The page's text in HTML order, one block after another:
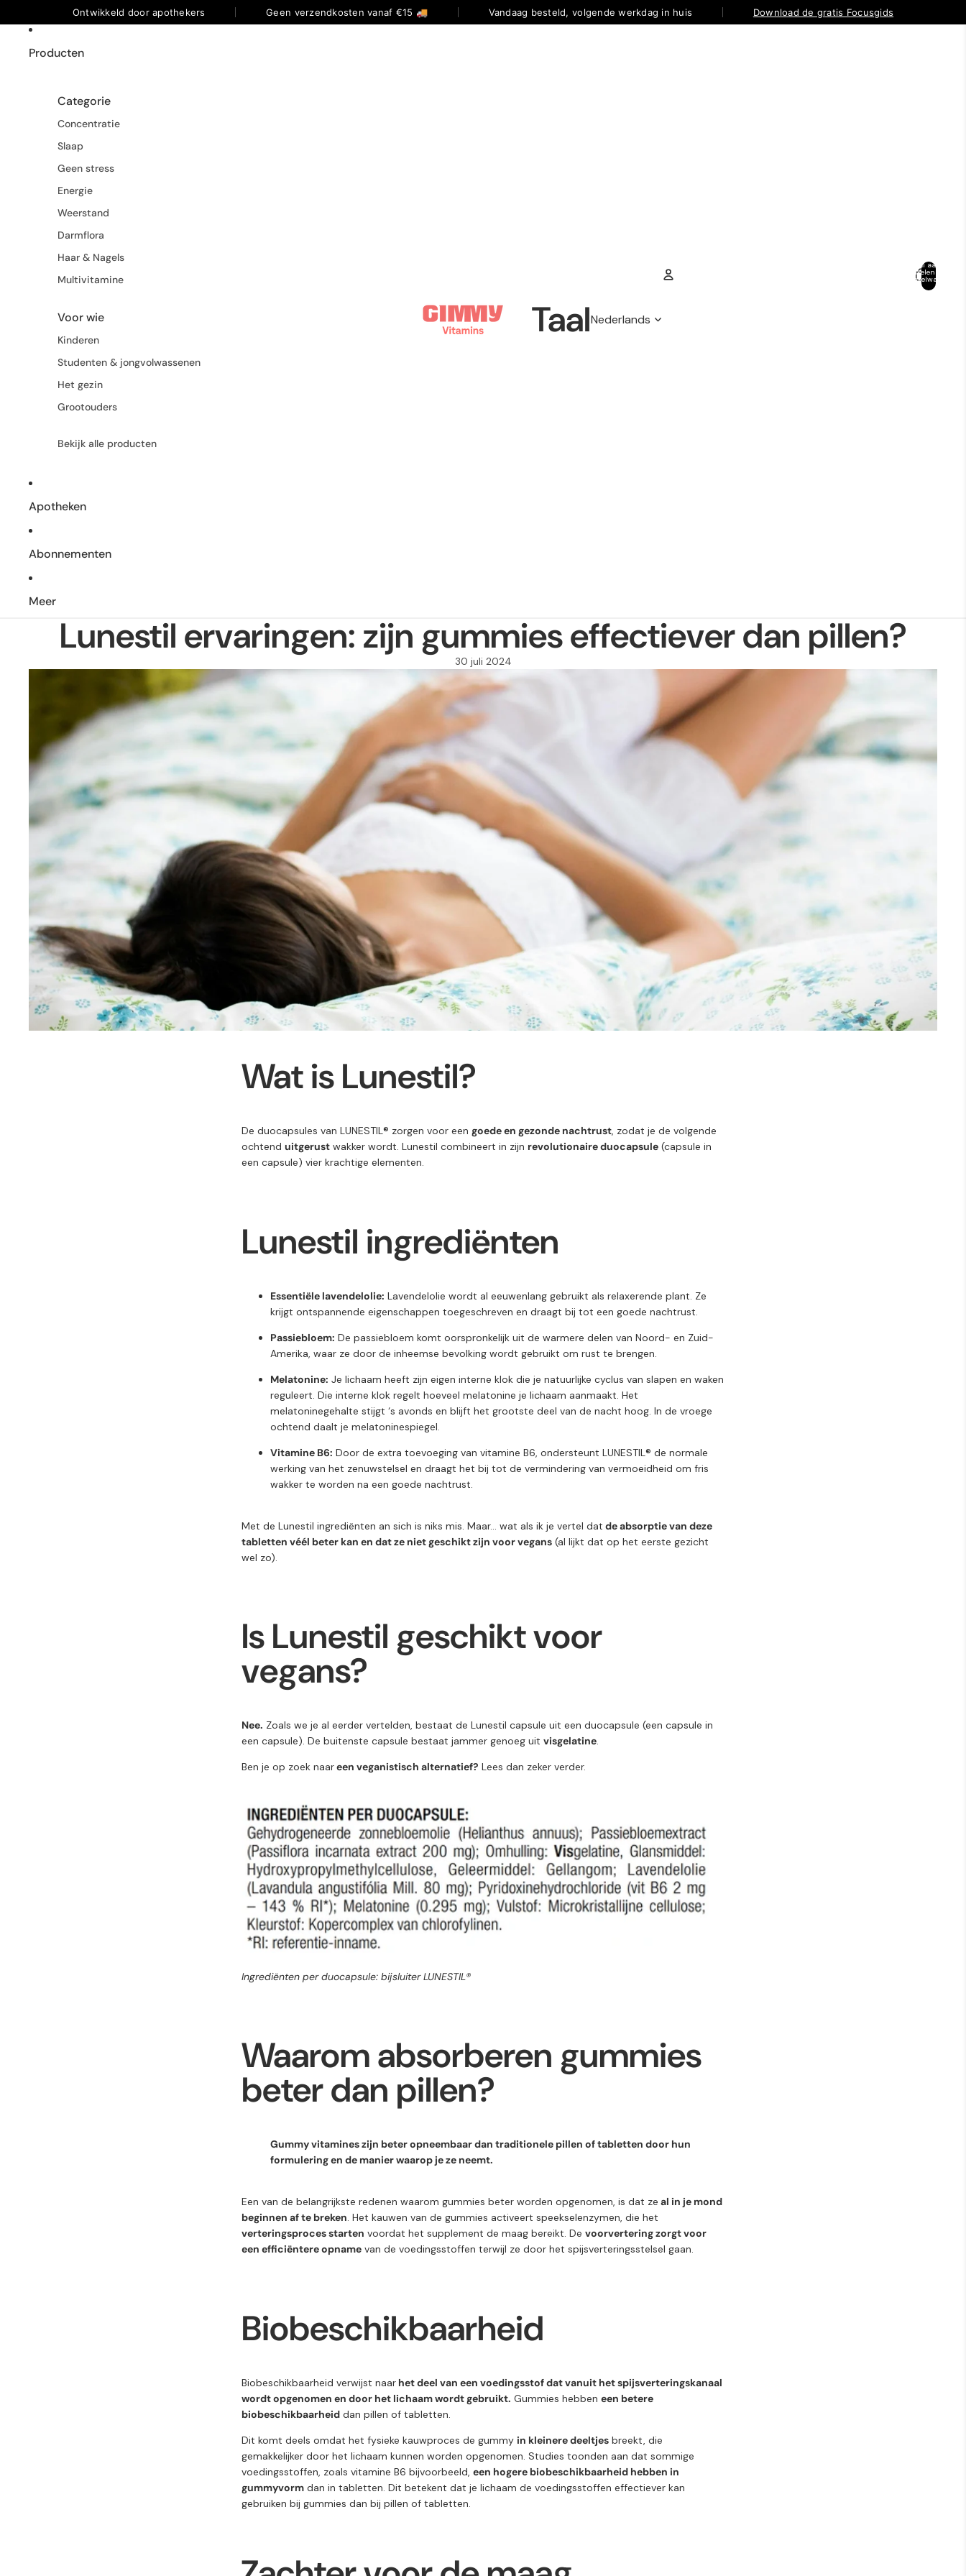
Ontwikkeld door apothekers Geen verzendkosten vanaf €15 🚚 Vandaag besteld, volgende werkdag in huis Download de gratis Focusgids
Producten
Categorie
Concentratie
Slaap
Geen stress
Energie
Weerstand
Darmflora
Haar & Nagels
Multivitamine
Voor wie
Kinderen
Studenten & jongvolwassenen
Het gezin
Grootouders
Bekijk alle producten
Apotheken
Abonnementen
Meer
Taal
Totaal aantal
artikelen in
winkelwagen:
Lunestil ervaringen: zijn gummies effectiever dan pillen?
30 juli 2024
Wat is Lunestil?
De duocapsules van LUNESTIL® zorgen voor een goede en gezonde nachtrust, zodat je de volgende
ochtend uitgerust wakker wordt. Lunestil combineert in zijn revolutionaire duocapsule (capsule in
een capsule) vier krachtige elementen.
Lunestil ingrediënten
Essentiële lavendelolie: Lavendelolie wordt al eeuwenlang gebruikt als relaxerende plant. Ze
krijgt ontspannende eigenschappen toegeschreven en draagt bij tot een goede nachtrust.
Passiebloem: De passiebloem komt oorspronkelijk uit de warmere delen van Noord- en Zuid-
Amerika, waar ze door de inheemse bevolking wordt gebruikt om rust te brengen.
Melatonine: Je lichaam heeft zijn eigen interne klok die je natuurlijke cyclus van slapen en waken
reguleert. Die interne klok regelt hoeveel melatonine je lichaam aanmaakt. Het
melatoninegehalte stijgt ‘s avonds en blijft het grootste deel van de nacht hoog. In de vroege
ochtend daalt je melatoninespiegel.
Vitamine B6: Door de extra toevoeging van vitamine B6, ondersteunt LUNESTIL® de normale
werking van het zenuwstelsel en draagt het bij tot de vermindering van vermoeidheid om fris
wakker te worden na een goede nachtrust.
Met de Lunestil ingrediënten an sich is niks mis. Maar... wat als ik je vertel dat de absorptie van deze
tabletten véél beter kan en dat ze niet geschikt zijn voor vegans (al lijkt dat op het eerste gezicht
wel zo).
Is Lunestil geschikt voor
vegans?
Nee. Zoals we je al eerder vertelden, bestaat de Lunestil capsule uit een duocapsule (een capsule in
een capsule). De buitenste capsule bestaat jammer genoeg uit visgelatine.
Ben je op zoek naareen veganistisch alternatief? Lees dan zeker verder.
Ingrediënten per duocapsule: bijsluiterLUNESTIL®
Waarom absorberen gummies
beter dan pillen?
Gummy vitamines zijn beter opneembaar dan traditionele pillen of tabletten door hun
formulering en de manier waarop je ze neemt.
Een van de belangrijkste redenen waarom gummies beter worden opgenomen, is dat ze al in je mond
beginnen af te breken. Het kauwen van de gummies activeert speekselenzymen, die het
verteringsproces starten voordat het supplement de maag bereikt. De voorvertering zorgt voor
een efficiëntere opname van de voedingsstoffen terwijl ze door het spijsverteringsstelsel gaan.
Biobeschikbaarheid
Biobeschikbaarheid verwijst naar het deel van een voedingsstof dat vanuit het spijsverteringskanaal
wordt opgenomen en door het lichaam wordt gebruikt. Gummies hebben een betere
biobeschikbaarheid dan pillen of tabletten.
Dit komt deels omdat het fysieke kauwproces de gummy in kleinere deeltjes breekt, die
gemakkelijker door het lichaam kunnen worden opgenomen. Studies toonden aan dat sommige
voedingsstoffen, zoals vitamine B6 bijvoorbeeld, een hogere biobeschikbaarheid hebben in
gummyvorm dan in tabletten. Dit betekent dat je lichaam de voedingsstoffen effectiever kan
gebruiken bij gummies dan bij pillen of tabletten.